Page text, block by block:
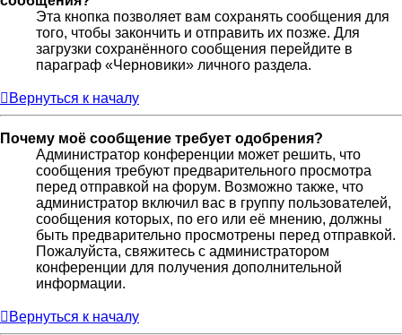
Эта кнопка позволяет вам сохранять сообщения для
того, чтобы закончить и отправить их позже. Для
загрузки сохранённого сообщения перейдите в
параграф «Черновики» личного раздела.
Вернуться к началу
Почему моё сообщение требует одобрения?
Администратор конференции может решить, что
сообщения требуют предварительного просмотра
перед отправкой на форум. Возможно также, что
администратор включил вас в группу пользователей,
сообщения которых, по его или её мнению, должны
быть предварительно просмотрены перед отправкой.
Пожалуйста, свяжитесь с администратором
конференции для получения дополнительной
информации.
Вернуться к началу